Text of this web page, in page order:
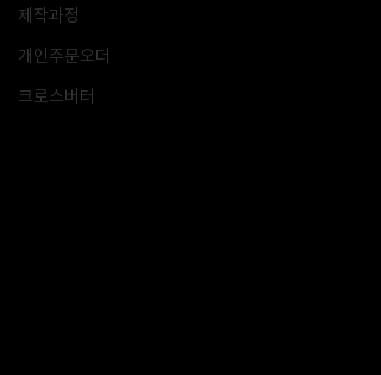
제작과정
개인주문오더
크로스버터